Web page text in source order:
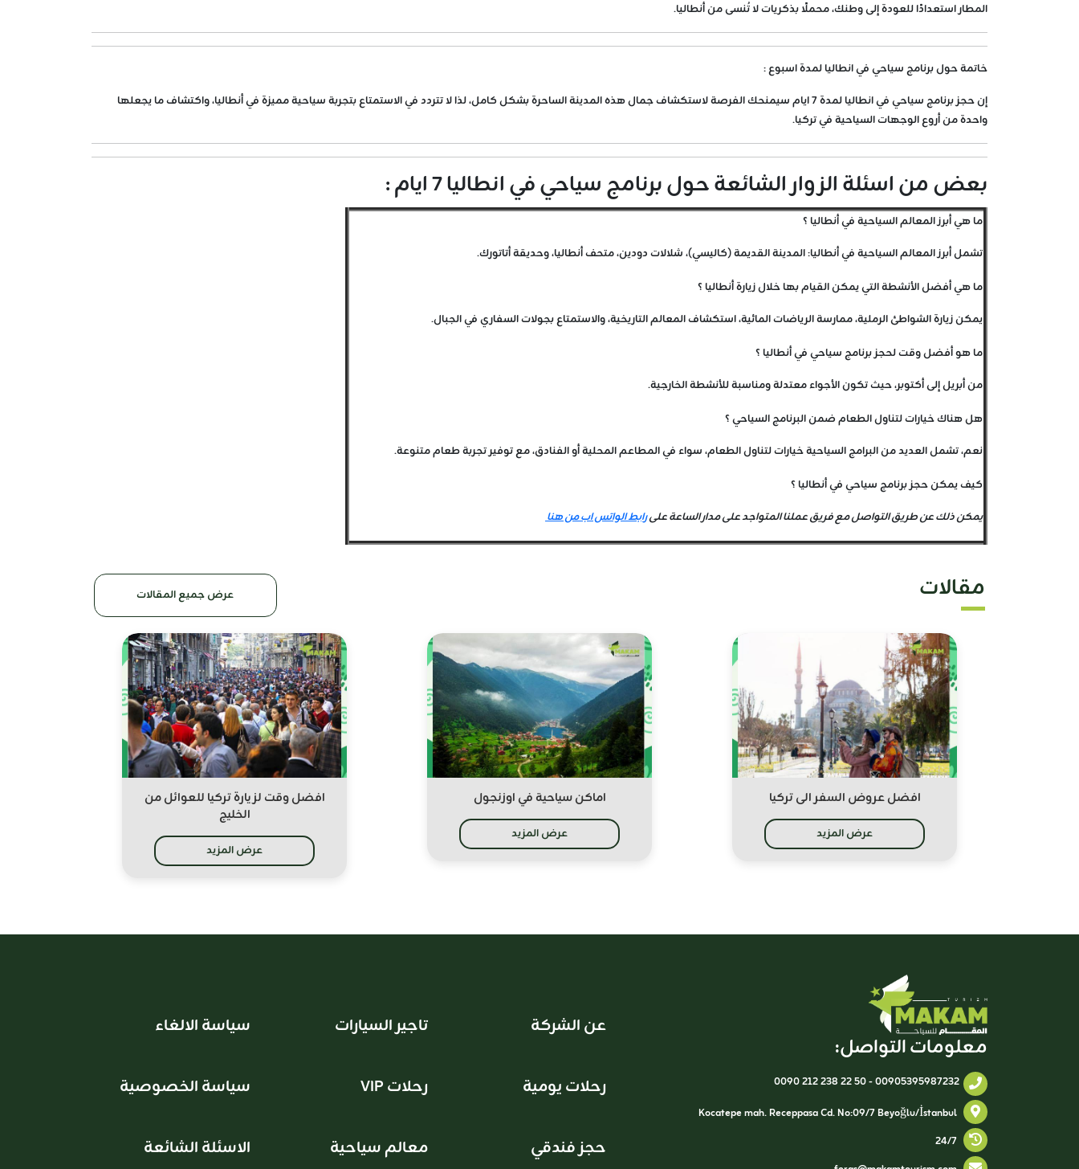
المطار استعدادًا للعودة إلى وطنك، محملًا بذكريات لا تُنسى من أنطاليا.
خاتمة حول برنامج سياحي في انطاليا لمدة اسبوع :
إن حجز برنامج سياحي في انطاليا لمدة 7 ايام سيمنحك الفرصة لاستكشاف جمال هذه المدينة الساحرة بشكل كامل، لذا لا تتردد في الاستمتاع بتجربة سياحية مميزة في أنطاليا، واكتشاف ما يجعلها
واحدة من أروع الوجهات السياحية في تركيا.
بعض من اسئلة الزوار الشائعة حول برنامج سياحي في انطاليا 7 ايام :
ما هي أبرز المعالم السياحية في أنطاليا ؟
تشمل أبرز المعالم السياحية في أنطاليا: المدينة القديمة (كاليسي)، شلالات دودين، متحف أنطاليا، وحديقة أتاتورك.
ما هي أفضل الأنشطة التي يمكن القيام بها خلال زيارة أنطاليا ؟
يمكن زيارة الشواطئ الرملية، ممارسة الرياضات المائية، استكشاف المعالم التاريخية، والاستمتاع بجولات السفاري في الجبال.
ما هو أفضل وقت لحجز برنامج سياحي في أنطاليا ؟
من أبريل إلى أكتوبر، حيث تكون الأجواء معتدلة ومناسبة للأنشطة الخارجية.
هل هناك خيارات لتناول الطعام ضمن البرنامج السياحي ؟
نعم، تشمل العديد من البرامج السياحية خيارات لتناول الطعام، سواء في المطاعم المحلية أو الفنادق، مع توفير تجربة طعام متنوعة.
كيف يمكن حجز برنامج سياحي في أنطاليا ؟
يمكن ذلك عن طريق التواصل مع فريق عملنا المتواجد على مدار الساعة علىرابط الواتس اب من هنا
مقالات عرض جميع المقالات
افضل عروض السفر الى تركيا
عرض المزيد
اماكن سياحية في اوزنجول
عرض المزيد
افضل وقت لزيارة تركيا للعوائل من
الخليج
عرض المزيد
معلومات التواصل:
0090 212 238 22 50-00905395987232
عن الشركة
رحلات يومية
حجز فندقي
تاجير السيارات
VIP رحلات
معالم سياحية
سياسة الالغاء
سياسة الخصوصية
الاسئلة الشائعة